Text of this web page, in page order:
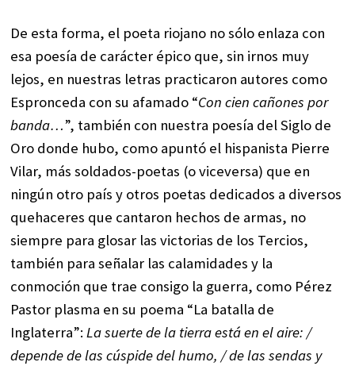
De esta forma, el poeta riojano no sólo enlaza con
esa poesía de carácter épico que, sin irnos muy
lejos, en nuestras letras practicaron autores como
Espronceda con su afamado “Con cien cañones por
banda…”, también con nuestra poesía del Siglo de
Oro donde hubo, como apuntó el hispanista Pierre
Vilar, más soldados-poetas (o viceversa) que en
ningún otro país y otros poetas dedicados a diversos
quehaceres que cantaron hechos de armas, no
siempre para glosar las victorias de los Tercios,
también para señalar las calamidades y la
conmoción que trae consigo la guerra, como Pérez
Pastor plasma en su poema “La batalla de
Inglaterra”:La suerte de la tierra está en el aire: /
depende de las cúspide del humo, / de las sendas y